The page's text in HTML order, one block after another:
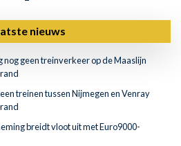
nieuws
nog geen treinverkeer op de Maaslijn
treinen tussen Nijmegen en Venray
breidt vloot uit met Euro9000-